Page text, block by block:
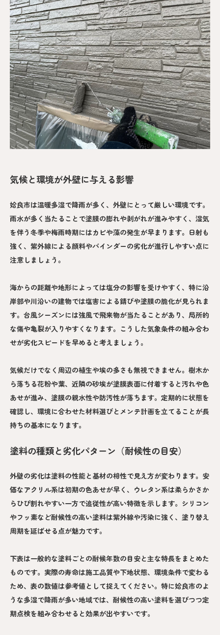
気候と環境が外壁に与える影響
姶良市は温暖多湿で降雨が多く、外壁にとって厳しい環境です。
雨水が多く当たることで塗膜の膨れや剥がれが進みやすく、湿気
を伴う冬季や梅雨時期にはカビや藻の発生が早まります。日射も
強く、紫外線による顔料やバインダーの劣化が進行しやすい点に
注意しましょう。
海からの距離や地形によっては塩分の影響を受けやすく、特に沿
岸部や川沿いの建物では塩害による錆びや塗膜の脆化が見られま
す。台風シーズンには強風で飛来物が当たることがあり、局所的
な傷や亀裂が入りやすくなります。こうした気象条件の組み合わ
せが劣化スピードを早めると考えましょう。
気候だけでなく周辺の植生や埃の多さも無視できません。樹木か
ら落ちる花粉や葉、近隣の砂埃が塗膜表面に付着すると汚れや色
あせが進み、塗膜の親水性や防汚性が落ちます。定期的に状態を
確認し、環境に合わせた材料選びとメンテ計画を立てることが長
持ちの基本になります。
塗料の種類と劣化パターン（耐候性の目安）
外壁の劣化は塗料の性能と基材の相性で見え方が変わります。安
価なアクリル系は初期の色あせが早く、ウレタン系は柔らかさか
らひび割れやすい一方で追従性が高い特徴を示します。シリコン
やフッ素など耐候性の高い塗料は紫外線や汚染に強く、塗り替え
周期を延ばせる点が魅力です。
下表は一般的な塗料ごとの耐候年数の目安と主な特長をまとめた
ものです。実際の寿命は施工品質や下地状態、環境条件で変わる
ため、表の数値は参考値として捉えてください。特に姶良市のよ
うな多湿で降雨が多い地域では、耐候性の高い塗料を選びつつ定
期点検を組み合わせると効果が出やすいです。